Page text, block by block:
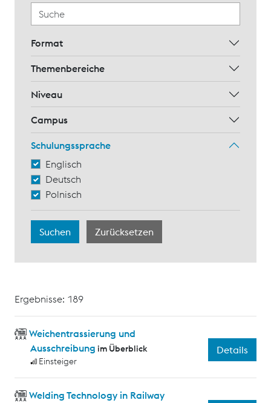
Format
Themenbereiche
Niveau
Campus
Schulungssprache
Englisch
Deutsch
Polnisch
Ergebnisse: 189
Weichentrassierung und
Ausschreibung im Überblick
Einsteiger
Details
Welding Technology in Railway